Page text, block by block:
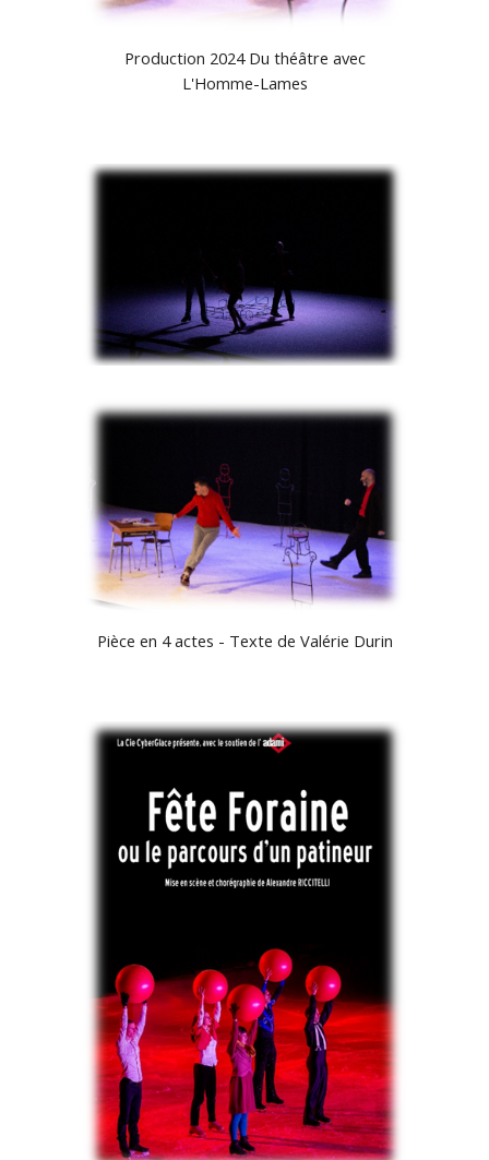
Production 2024 Du théâtre avec
L'Homme-Lames
Pièce en 4 actes - Texte de Valérie Durin